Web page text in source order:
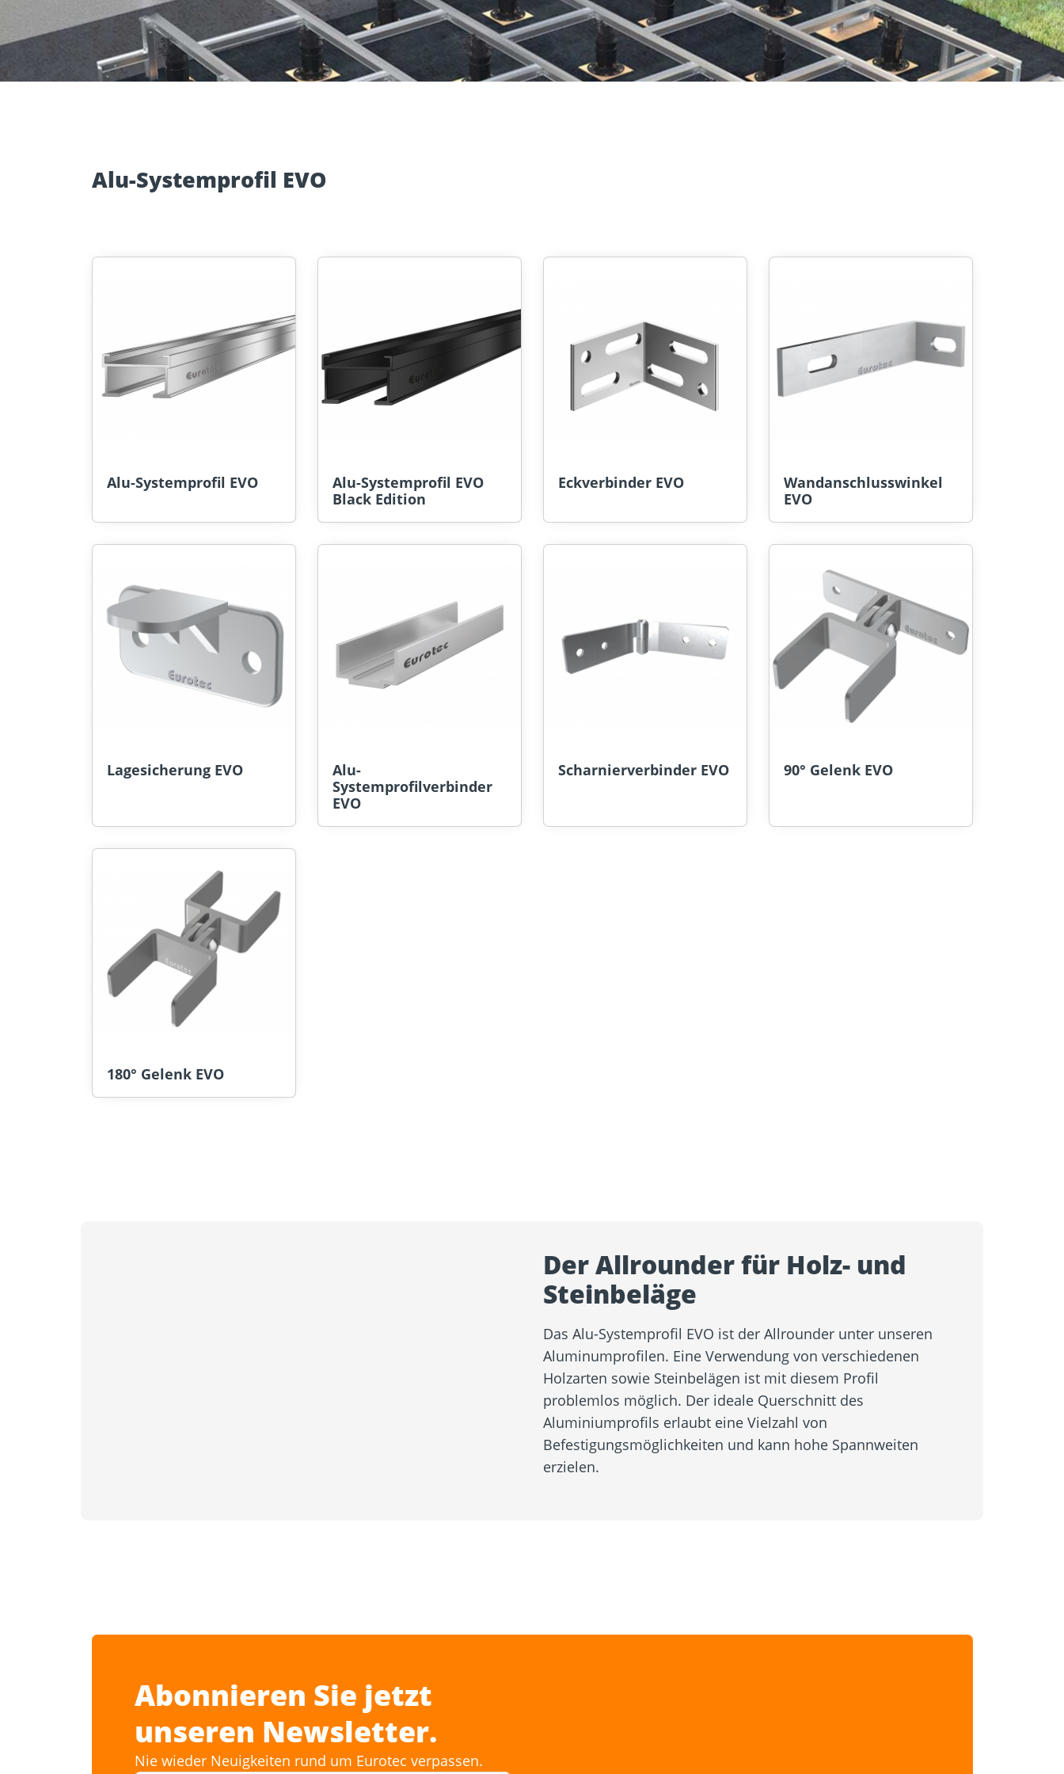
Zubehör Mauerwerk
Alu-Systemprofil EVO
Alu-Systemprofil EVO
Alu-Systemprofil EVO
Black Edition
Eckverbinder EVO
Wandanschlusswinkel
EVO
Lagesicherung EVO
Alu-
Systemprofilverbinder
EVO
Scharnierverbinder EVO 90° Gelenk EVO
180° Gelenk EVO
Der Allrounder für Holz- und
Steinbeläge
Das Alu-Systemprofil EVO ist der Allrounder unter unseren
Aluminumprofilen. Eine Verwendung von verschiedenen
Holzarten sowie Steinbelägen ist mit diesem Profil
problemlos möglich. Der ideale Querschnitt des
Aluminiumprofils erlaubt eine Vielzahl von
Befestigungsmöglichkeiten und kann hohe Spannweiten
erzielen.
Abonnieren Sie jetzt
unseren Newsletter.
Nie wieder Neuigkeiten rund um Eurotec verpassen.